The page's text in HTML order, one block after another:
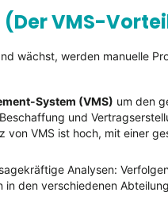
VMS-
wächst, werden manuelle
System (VMS) um den
und
von VMS ist hoch, mit einer
Analysen:
den verschiedenen